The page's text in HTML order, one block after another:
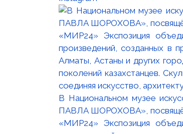
В Национальном музее
ПАВЛА ШОРОХОВА»,
«МИР24» Экспозиция